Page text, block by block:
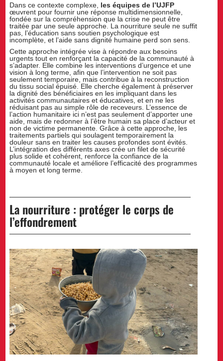
Dans ce contexte complexe, les équipes de l’UJFP
œuvrent pour fournir une réponse multidimensionnelle,
fondée sur la compréhension que la crise ne peut être
traitée par une seule approche. La nourriture seule ne suffit
pas, l’éducation sans soutien psychologique est
incomplète, et l’aide sans dignité humaine perd son sens.
Cette approche intégrée vise à répondre aux besoins
urgents tout en renforçant la capacité de la communauté à
s’adapter. Elle combine les interventions d’urgence et une
vision à long terme, afin que l’intervention ne soit pas
seulement temporaire, mais contribue à la reconstruction
du tissu social épuisé. Elle cherche également à préserver
la dignité des bénéficiaires en les impliquant dans les
activités communautaires et éducatives, et en ne les
réduisant pas au simple rôle de receveurs. L’essence de
l’action humanitaire ici n’est pas seulement d’apporter une
aide, mais de redonner à l’être humain sa place d’acteur et
non de victime permanente. Grâce à cette approche, les
traitements partiels qui soulagent temporairement la
douleur sans en traiter les causes profondes sont évités.
L’intégration des différents axes crée un filet de sécurité
plus solide et cohérent, renforce la confiance de la
communauté locale et améliore l’efficacité des programmes
à moyen et long terme.
La nourriture : protéger le corps de
l’effondrement